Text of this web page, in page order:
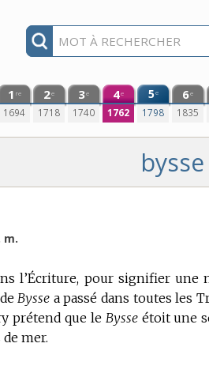
1 re
1694
2e
1718
3e
1740
4e
1762
5e
1798
6e
1835
bysse
m.
l’Écriture, pour signifier une
Bysse a passé dans toutes les
prétend que le Bysseétoit une
mer.